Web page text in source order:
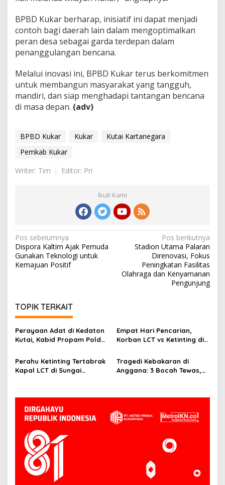
BPBD Kukar berharap, inisiatif ini dapat menjadi
contoh bagi daerah lain dalam mengoptimalkan
peran desa sebagai garda terdepan dalam
penanggulangan bencana.
Melalui inovasi ini, BPBD Kukar terus berkomitmen
untuk membangun masyarakat yang tangguh,
mandiri, dan siap menghadapi tantangan bencana
di masa depan. (adv)
BPBD Kukar Kukar
Kutai Kartanegara
Pemkab Kukar
Writer: Tim
Editor: Pri
Ikuti Kami
Navigasi
pos
Pos sebelumnya
Dispora Kaltim Ajak Pemuda
Gunakan Teknologi untuk
Kemajuan Positif
Pos berikutnya
Stadion Utama Palaran
Direnovasi, Fokus
Peningkatan Fasilitas
Olahraga dan Kenyamanan
Pengunjung
TOPIK TERKAIT
Perayaan Adat di Kedaton
Kutai, Kabid Propam Polda
Empat Hari Pencarian,
Korban LCT vs Ketinting di
Ditemukan
Perahu Ketinting Tertabrak
Kapal LCT di Sungai
Orang Hilang
Tragedi Kebakaran di
Anggana: 3 Bocah Tewas,